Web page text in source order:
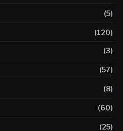
(5)
(120)
(3)
(57)
(8)
(60)
(25)